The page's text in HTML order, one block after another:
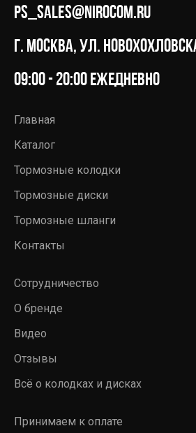
ps_sales@nirocom.ru
г. Москва, ул.
09:00 - 20:00 ежедневно
Главная
Каталог
Тормозные колодки
Тормозные диски
Тормозные шланги
Контакты
Сотрудничество
О бренде
Видео
Отзывы
Всё о колодках и дисках
Принимаем к оплате